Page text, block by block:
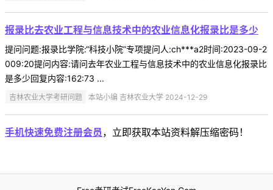
报录比去农业工程与信息技术中的农业信息化报录比是多少
提问问题:报录比学院:“科技小院”专项提问人:ch***a2时间:2023-09-2
009:20提问内容:请问去年农业工程与信息技术中的农业信息化报录比
是多少回复内容:162:73 ...
吉林农业大学考研问题 本站小编 吉林农业大学 2024-12-29
手机快速免费注册会员 ，立即获取本站资料解压缩密码！